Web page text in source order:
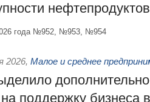
нефтепродуктов
года №952, №953, №954
2026, Малое и среднее
поддержку бизнеса